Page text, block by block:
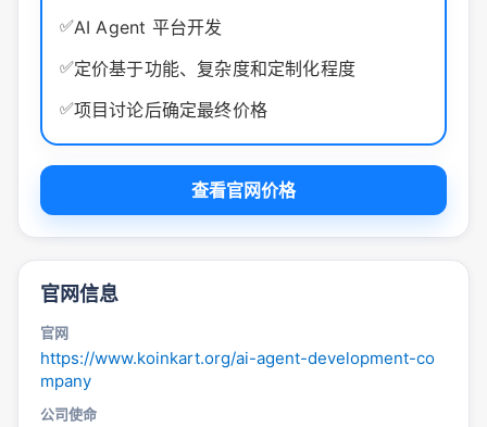
✅AI Agent 平台开发
✅定价基于功能、复杂度和定制化程度
✅项目讨论后确定最终价格
查看官网价格
官网信息
官网
https://www.koinkart.org/ai-agent-development-co
mpany
公司使命